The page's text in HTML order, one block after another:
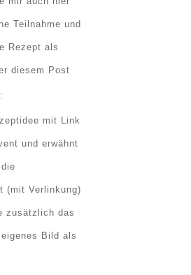
Teilnahme und
Rezept als
diesem Post
mit Link
und erwähnt
(mit Verlinkung)
zusätzlich das
Bild als